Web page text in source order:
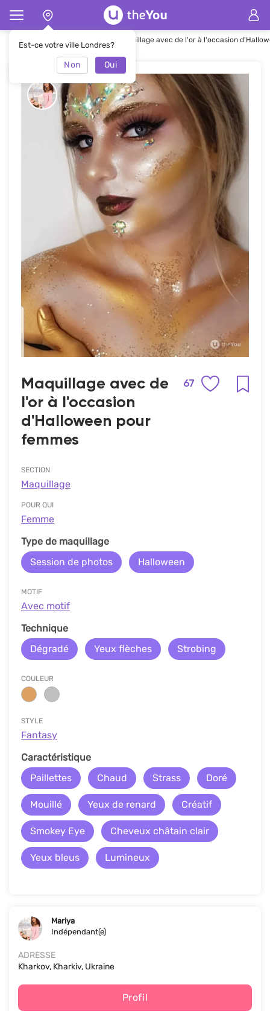
Est-ce votre ville Londres?
Non Oui
Page d'accueil Maquillage Maquillage avec de l'or à l'occasion
Maquillage avec de
l'or à l'occasion
d'Halloween pour
femmes
67
SECTION
Maquillage
POUR QUI
Femme
Type de maquillage
Session de photos
Halloween
MOTIF
Avec motif
Technique
Dégradé
Yeux flèches Strobing
COULEUR
STYLE
Fantasy
Caractéristique
Paillettes
Chaud Strass Doré
Mouillé Yeux de renard Créatif
Smokey Eye Cheveux châtain clair
Yeux bleus Lumineux
Mariya
Indépendant(e)
ADRESSE
Kharkov, Kharkiv, Ukraine
Profil